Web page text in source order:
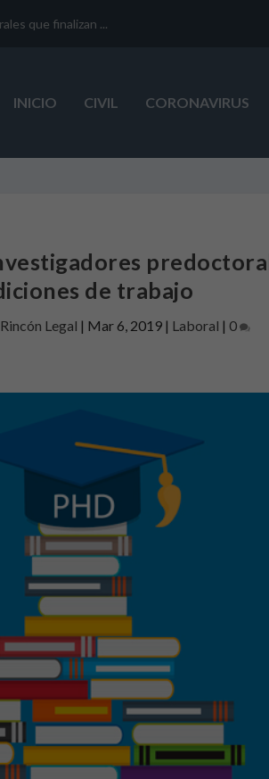
que finalizan ...
INICIO CIVIL CORONAVIRUS
de trabajo
Legal | Mar 6, 2019 | Laboral |0